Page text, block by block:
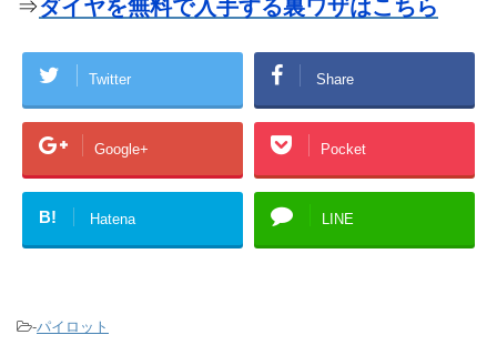
⇒ダイヤを無料で入手する裏ワザはこちら
Twitter Share
Google+ Pocket
B! Hatena LINE
-パイロット